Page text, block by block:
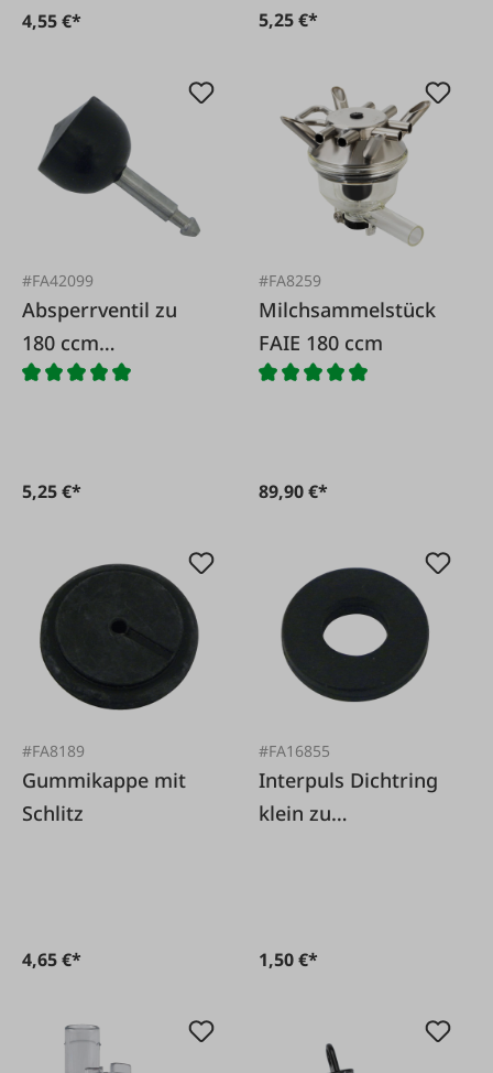
4,55 €* 5,25 €*
#FA42099
Absperrventil zu
180 ccm
Milchsammelstück
5,25 €*
#FA8259
Milchsammelstück
FAIE 180 ccm
89,90 €*
#FA8189
Gummikappe mit
Schlitz
4,65 €*
#FA16855
Interpuls Dichtring
klein zu
1,50 €*